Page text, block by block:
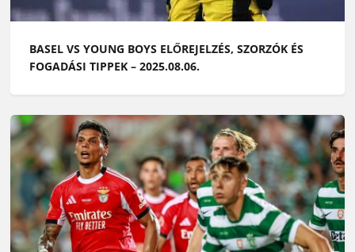
BASEL VS YOUNG BOYS ELŐREJELZÉS, SZORZÓK ÉS
FOGADÁSI TIPPEK – 2025.08.06.